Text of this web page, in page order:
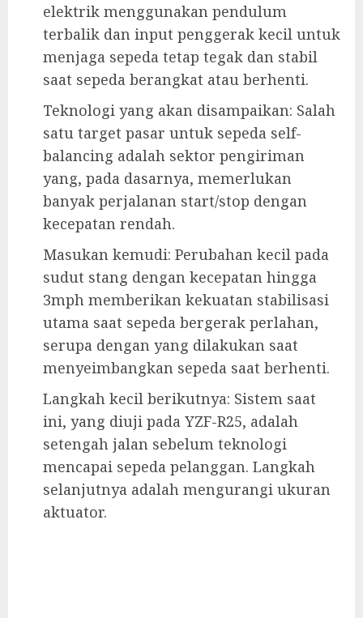
elektrik menggunakan pendulum
terbalik dan input penggerak kecil untuk
menjaga sepeda tetap tegak dan stabil
saat sepeda berangkat atau berhenti.
Teknologi yang akan disampaikan: Salah
satu target pasar untuk sepeda self-
balancing adalah sektor pengiriman
yang, pada dasarnya, memerlukan
banyak perjalanan start/stop dengan
kecepatan rendah.
Masukan kemudi: Perubahan kecil pada
sudut stang dengan kecepatan hingga
3mph memberikan kekuatan stabilisasi
utama saat sepeda bergerak perlahan,
serupa dengan yang dilakukan saat
menyeimbangkan sepeda saat berhenti.
Langkah kecil berikutnya: Sistem saat
ini, yang diuji pada YZF-R25, adalah
setengah jalan sebelum teknologi
mencapai sepeda pelanggan. Langkah
selanjutnya adalah mengurangi ukuran
aktuator.